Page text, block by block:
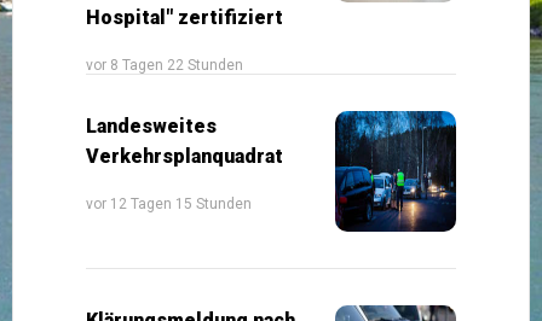
Hospital" zertifiziert
vor 8 Tagen 22 Stunden
Landesweites
Verkehrsplanquadrat
vor 12 Tagen 15 Stunden